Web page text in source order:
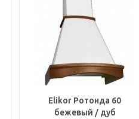
Elikor Ротонда 60
бежевый / дуб